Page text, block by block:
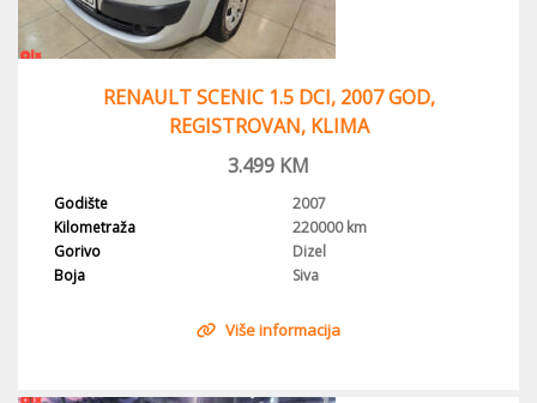
RENAULT SCENIC 1.5 DCI, 2007 GOD,
REGISTROVAN, KLIMA
3.499 KM
Godište
2007
Kilometraža
220000 km
Gorivo
Dizel
Boja
Siva
Više informacija